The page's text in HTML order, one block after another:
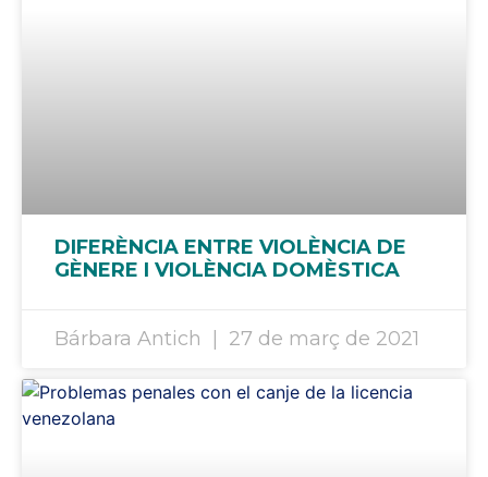
DIFERÈNCIA ENTRE VIOLÈNCIA DE
GÈNERE I VIOLÈNCIA DOMÈSTICA
Bárbara Antich 27 de març de 2021